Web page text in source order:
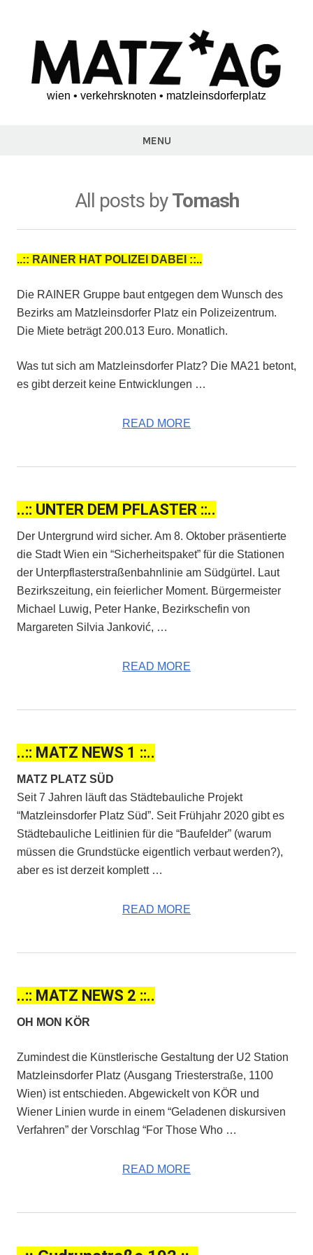
content
matz*ag
wien • verkehrsknoten • matzleinsdorferplatz
MENU
All posts byTomash
..:: RAINER HAT POLIZEI DABEI ::..
Die RAINER Gruppe baut entgegen dem Wunsch des
Bezirks am Matzleinsdorfer Platz ein Polizeizentrum.
Die Miete beträgt 200.013 Euro. Monatlich.
Was tut sich am Matzleinsdorfer Platz? Die MA21 betont,
es gibt derzeit keine Entwicklungen …
READ MORE
..:: UNTER DEM PFLASTER ::..
Der Untergrund wird sicher. Am 8. Oktober präsentierte
die Stadt Wien ein “Sicherheitspaket” für die Stationen
der Unterpflasterstraßenbahnlinie am Südgürtel. Laut
Bezirkszeitung, ein feierlicher Moment. Bürgermeister
Michael Luwig, Peter Hanke, Bezirkschefin von
Margareten Silvia Janković, …
READ MORE
..:: MATZ NEWS 1 ::..
MATZ PLATZ SÜD
Seit 7 Jahren läuft das Städtebauliche Projekt
“Matzleinsdorfer Platz Süd”. Seit Frühjahr 2020 gibt es
Städtebauliche Leitlinien für die “Baufelder” (warum
müssen die Grundstücke eigentlich verbaut werden?),
aber es ist derzeit komplett …
READ MORE
..:: MATZ NEWS 2 ::..
OH MON KÖR
Zumindest die Künstlerische Gestaltung der U2 Station
Matzleinsdorfer Platz (Ausgang Triesterstraße, 1100
Wien) ist entschieden. Abgewickelt von KÖR und
Wiener Linien wurde in einem “Geladenen diskursiven
Verfahren” der Vorschlag “For Those Who …
READ MORE